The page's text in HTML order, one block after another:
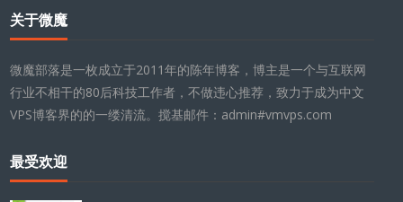
关于微魔
微魔部落是一枚成立于2011年的陈年博客，博主是一个与互联网
行业不相干的80后科技工作者，不做违心推荐，致力于成为中文
VPS博客界的的一缕清流。搅基邮件：admin#vmvps.com
最受欢迎